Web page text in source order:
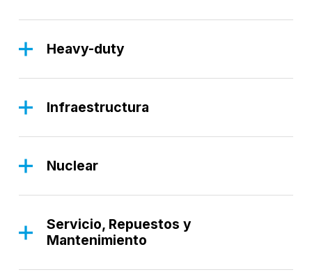
productos estándar, se centra en ofrecerle las
Descubra más
Heavy-duty
robustas y de alta resistencia, diseñadas para
Descubra más
Infraestructura
ofrecerle las mejores soluciones para las
infraestructura.
Nuclear
específicamente diseñados para cumplir con los
rigurosos requisitos del sector nuclear,
garantizando un rendimiento excepcional y una
fiabilidad sin concesiones.
Servicio, Repuestos y
Mantenimiento
servicios de asistencia cualificada para la